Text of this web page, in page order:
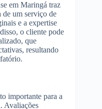
em Maringá traz
de um serviço de
e a expertise
o cliente pode
que
resultando
importante para a
Avaliações